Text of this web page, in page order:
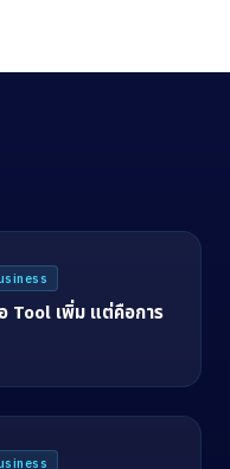
Tool เพิ่ม แต่คือการ